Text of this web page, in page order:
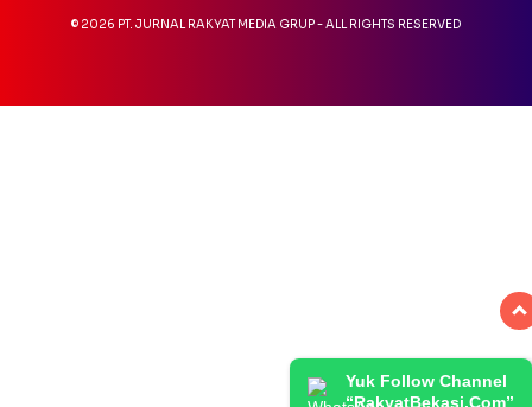
Yuk Follow Channel
“RakyatBekasi.Com”
© 2026 PT. JURNAL RAKYAT MEDIA GRUP - ALL RIGHTS RESERVED